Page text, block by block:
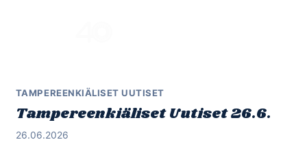
TAMPEREENKIÄLISET UUTISET
Tampereenkiäliset Uutiset 26.6.
26.06.2026